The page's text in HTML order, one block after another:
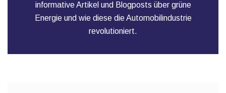
informative Artikel und Blogposts über grüne
Energie und wie diese die Automobilindustrie
revolutioniert.